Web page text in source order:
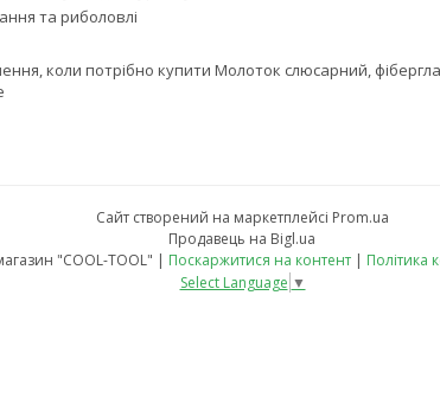
та риболовлі
коли потрібно купити Молоток слюсарний,
Сайт створений на маркетплейсі Prom.ua
Продавець на Bigl.ua
Інтернет-магазин "COOL-TOOL" | Поскаржитися на контент | Політика
Select Language ▼